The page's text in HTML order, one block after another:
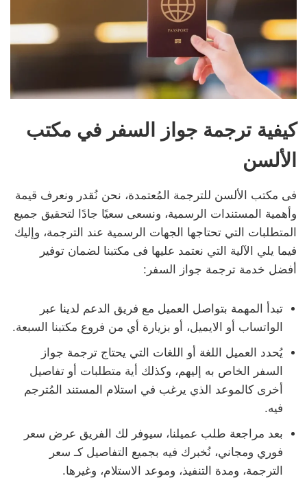
كيفية ترجمة جواز السفر في مكتب
الألسن
فى مكتب الألسن للترجمة المُعتمدة، نحن نُقدر ونعرف قيمة
وأهمية المستندات الرسمية، ونسعى سعيًا جادًا لتحقيق جميع
المتطلبات التي تحتاجها الجهات الرسمية عند الترجمة، وإليك
فيما يلي الآلية التي نعتمد عليها فى مكتبنا لضمان توفير
أفضل خدمة ترجمة جواز السفر:
تبدأ المهمة بتواصل العميل مع فريق الدعم لدينا عبر
الواتساب أو الايميل، أو بزيارة أي من فروع مكتبنا السبعة.
يُحدد العميل اللغة أو اللغات التي يحتاج ترجمة جواز
السفر الخاص به إليهم، وكذلك أية متطلبات أو تفاصيل
أخرى كالموعد الذي يرغب في استلام المستند المُترجم
فيه.
بعد مراجعة طلب عميلنا، سيوفر لك الفريق عرض سعر
فوري ومجاني، نُخبرك فيه بجميع التفاصيل كـ سعر
الترجمة، ومدة التنفيذ، وموعد الاستلام، وغيرها.